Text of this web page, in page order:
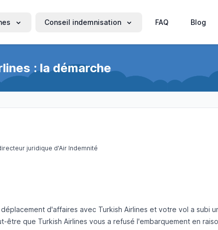
Conseil indemnisation FAQ Blog
: la démarche
juridique d'Air Indemnité
d'affaires avec Turkish Airlines et votre vol a subi
être que Turkish Airlines vous a refusé l'embarquement en